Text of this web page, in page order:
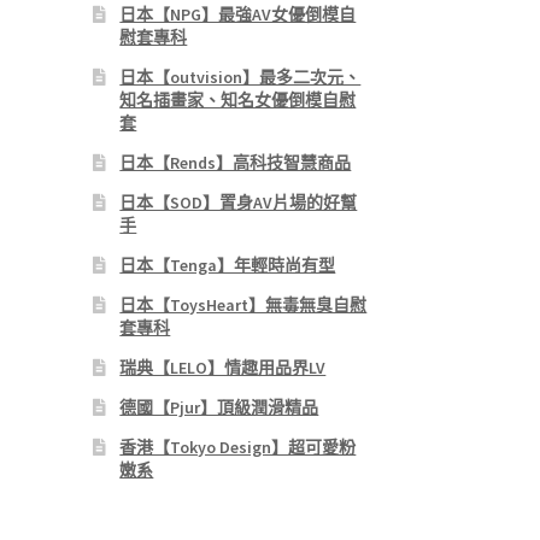
日本【NPG】最強AV女優倒模自
慰套專科
日本【outvision】最多二次元、
知名插畫家、知名女優倒模自慰
套
日本【Rends】高科技智慧商品
日本【SOD】置身AV片場的好幫
手
日本【Tenga】年輕時尚有型
日本【ToysHeart】無毒無臭自慰
套專科
瑞典【LELO】情趣用品界LV
德國【Pjur】頂級潤滑精品
香港【Tokyo Design】超可愛粉
嫩系